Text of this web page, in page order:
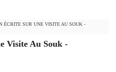
ÉCRITE SUR UNE VISITE AU SOUK -
Visite Au Souk -